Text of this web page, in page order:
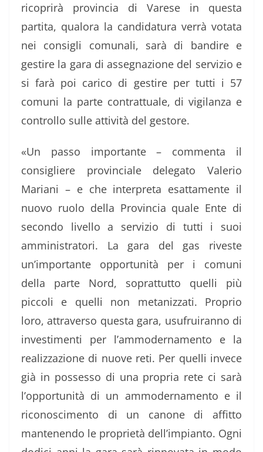
ricoprirà provincia di Varese in questa
partita, qualora la candidatura verrà votata
nei consigli comunali, sarà di bandire e
gestire la gara di assegnazione del servizio e
si farà poi carico di gestire per tutti i 57
comuni la parte contrattuale, di vigilanza e
controllo sulle attività del gestore.
«Un passo importante – commenta il
consigliere provinciale delegato Valerio
Mariani – e che interpreta esattamente il
nuovo ruolo della Provincia quale Ente di
secondo livello a servizio di tutti i suoi
amministratori. La gara del gas riveste
un’importante opportunità per i comuni
della parte Nord, soprattutto quelli più
piccoli e quelli non metanizzati. Proprio
loro, attraverso questa gara, usufruiranno di
investimenti per l’ammodernamento e la
realizzazione di nuove reti. Per quelli invece
già in possesso di una propria rete ci sarà
l’opportunità di un ammodernamento e il
riconoscimento di un canone di affitto
mantenendo le proprietà dell’impianto. Ogni